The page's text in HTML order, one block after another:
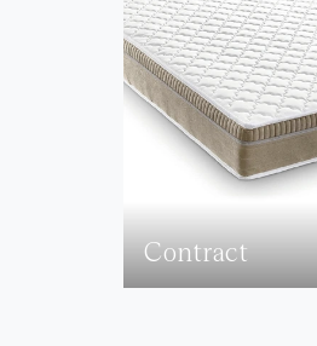
Contract